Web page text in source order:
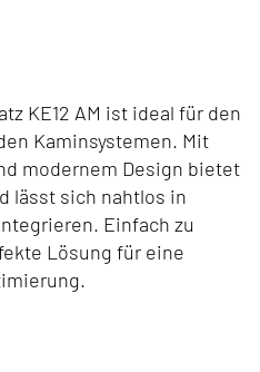
KE12 AM ist ideal für den
Kaminsystemen. Mit
modernem Design bietet
lässt sich nahtlos in
Einfach zu
Lösung für eine